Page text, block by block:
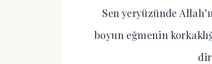
Sen yeryüzünde
boyun eğmenin